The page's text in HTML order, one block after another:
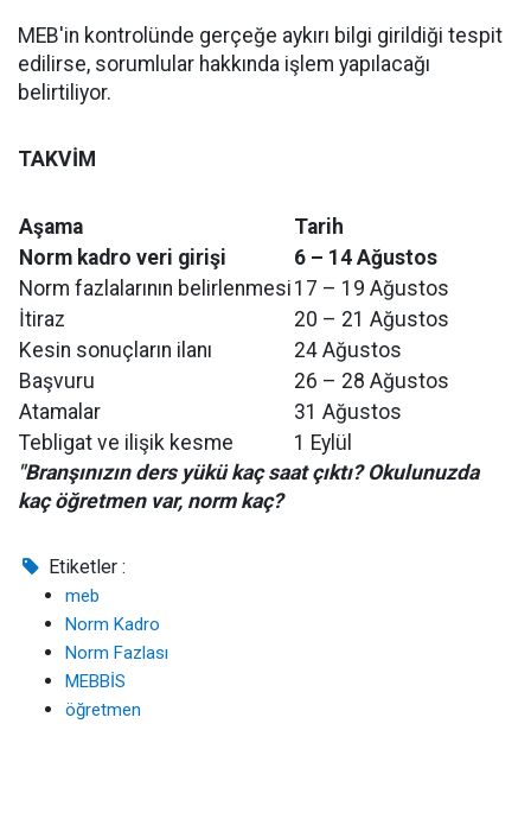
MEB'in kontrolünde gerçeğe aykırı bilgi girildiği tespit
edilirse, sorumlular hakkında işlem yapılacağı
belirtiliyor.
TAKVİM
Aşama
Tarih
Norm kadro veri girişi
6 – 14 Ağustos
Norm fazlalarının belirlenmesi 17 – 19 Ağustos
İtiraz
20 – 21 Ağustos
Kesin sonuçların ilanı
24 Ağustos
Başvuru
26 – 28 Ağustos
Atamalar
31 Ağustos
Tebligat ve ilişik kesme
1 Eylül
"Branşınızın ders yükü kaç saat çıktı? Okulunuzda
kaç öğretmen var, norm kaç?
Etiketler :
meb
Norm Kadro
Norm Fazlası
MEBBİS
öğretmen